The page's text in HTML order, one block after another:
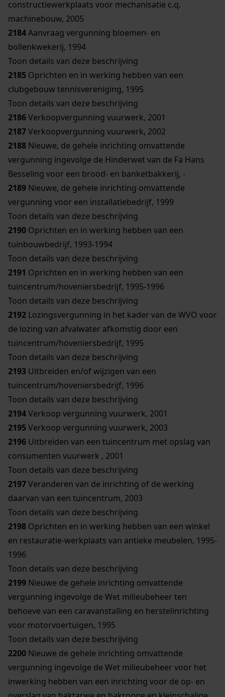
constructiewerkplaats voor mechanisatie c.q.
machinebouw, 2005
2184Aanvraag vergunning bloemen- en
bollenkwekerij, 1994
Toon details van deze beschrijving
2185 Oprichten en in werking hebben van een
clubgebouw tennisvereniging, 1995
Toon details van deze beschrijving
2186Verkoopvergunning vuurwerk, 2001
2187Verkoopvergunning vuurwerk, 2002
2188 Nieuwe, de gehele inrichting omvattende
vergunning ingevolge de Hinderwet van de Fa Hans
Besseling voor een brood- en banketbakkerij, -
2189 Nieuwe, de gehele inrichting omvattende
vergunning voor een installatiebedrijf, 1999
Toon details van deze beschrijving
2190 Oprichten en in werking hebben van een
tuinbouwbedrijf, 1993-1994
Toon details van deze beschrijving
2191 Oprichten en in werking hebben van een
tuincentrum/hoveniersbedrijf, 1995-1996
Toon details van deze beschrijving
2192 Lozingsvergunning in het kader van de WVO voor
de lozing van afvalwater afkomstig door een
tuincentrum/hoveniersbedrijf, 1995
Toon details van deze beschrijving
2193 Uitbreiden en/of wijzigen van een
tuincentrum/hoveniersbedrijf, 1996
Toon details van deze beschrijving
2194Verkoop vergunning vuurwerk, 2001
2195Verkoop vergunning vuurwerk, 2003
2196 Uitbreiden van een tuincentrum met opslag van
consumenten vuurwerk , 2001
Toon details van deze beschrijving
2197Veranderen van de inrichting of de werking
daarvan van een tuincentrum, 2003
Toon details van deze beschrijving
2198 Oprichten en in werking hebben van een winkel
en restauratie-werkplaats van antieke meubelen, 1995-
1996
Toon details van deze beschrijving
2199 Nieuwe de gehele inrichting omvattende
vergunning ingevolge de Wet milieubeheer ten
behoeve van een caravanstalling en herstelinrichting
voor motorvoertuigen, 1995
Toon details van deze beschrijving
2200 Nieuwe de gehele inrichting omvattende
vergunning ingevolge de Wet milieubeheer voor het
inwerking hebben van een inrichting voor de op- en